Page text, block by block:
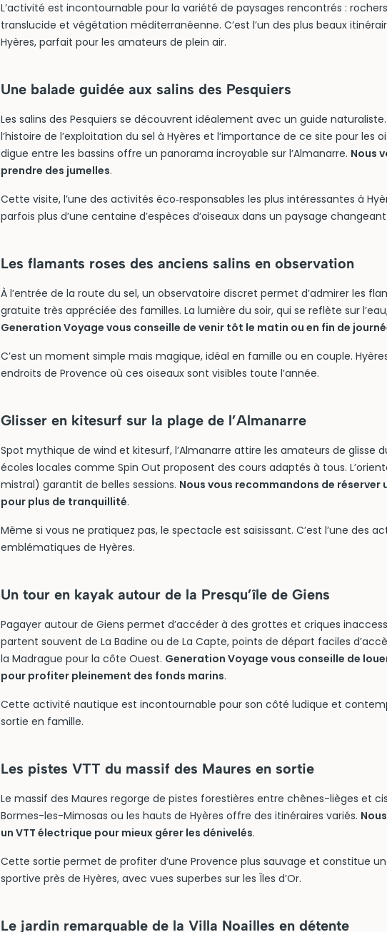
L’activité est incontournable pour la variété de paysages rencontrés :
translucide et végétation méditerranéenne. C’est l’un des plus beaux
Hyères, parfait pour les amateurs de plein air.
Une balade guidée aux salins des Pesquiers
Les salins des Pesquiers se découvrent idéalement avec un guide
l’histoire de l’exploitation du sel à Hyères et l’importance de ce site pour les
digue entre les bassins offre un panorama incroyable sur l’Almanarre. Nous
prendre des jumelles.
Cette visite, l’une des activités éco‑responsables les plus intéressantes à
parfois plus d’une centaine d’espèces d’oiseaux dans un paysage
Les flamants roses des anciens salins en observation
À l’entrée de la route du sel, un observatoire discret permet d’admirer les
gratuite très appréciée des familles. La lumière du soir, qui se reflète sur
Generation Voyage vous conseille de venir tôt le matin ou en fin de
C’est un moment simple mais magique, idéal en famille ou en couple.
endroits de Provence où ces oiseaux sont visibles toute l’année.
Glisser en kitesurf sur la plage de l’Almanarre
Spot mythique de wind et kitesurf, l’Almanarre attire les amateurs de glisse
écoles locales comme Spin Out proposent des cours adaptés à tous.
mistral) garantit de belles sessions. Nous vous recommandons de réserver
pour plus de tranquillité.
Même si vous ne pratiquez pas, le spectacle est saisissant. C’est l’une des
emblématiques de Hyères.
Un tour en kayak autour de la Presqu’île de Giens
Pagayer autour de Giens permet d’accéder à des grottes et criques
partent souvent de La Badine ou de La Capte, points de départ faciles
la Madrague pour la côte Ouest. Generation Voyage vous conseille de
pour profiter pleinement des fonds marins.
Cette activité nautique est incontournable pour son côté ludique et
sortie en famille.
Les pistes VTT du massif des Maures en sortie
Le massif des Maures regorge de pistes forestières entre chênes-lièges et
Bormes-les-Mimosas ou les hauts de Hyères offre des itinéraires variés.
un VTT électrique pour mieux gérer les dénivelés.
Cette sortie permet de profiter d’une Provence plus sauvage et constitue
sportive près de Hyères, avec vues superbes sur les Îles d’Or.
Le jardin remarquable de la Villa Noailles en détente